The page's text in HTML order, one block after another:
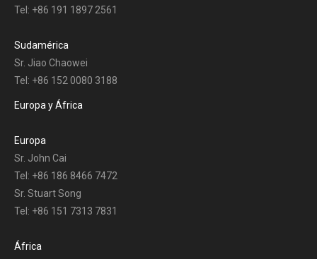
Tel: +86 191 1897 2561
Sudamérica
Sr. Jiao Chaowei
Tel: +86 152 0080 3188
Europa y África
Europa
Sr. John Cai
Tel: +86 186 8466 7472
Sr. Stuart Song
Tel: +86 151 7313 7831
África